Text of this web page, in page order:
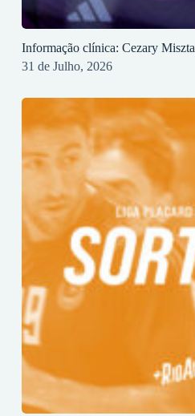
Informação clínica: Cezary Miszta
31 de Julho, 2026